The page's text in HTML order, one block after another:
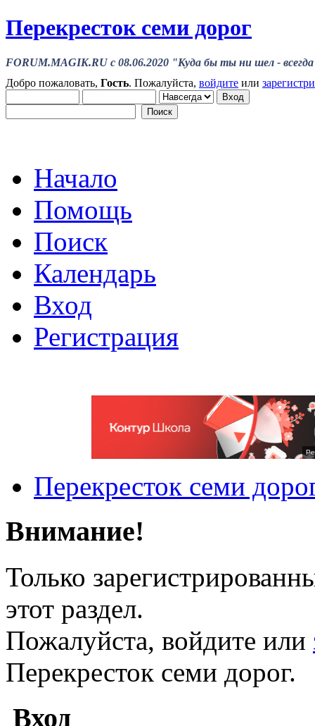
Перекресток семи дорог
FORUM.MAGIK.RU c 08.06.2020 "Куда бы ты ни шел - всегда
Добро пожаловать, Гость. Пожалуйста, войдите или
Начало
Помощь
Поиск
Календарь
Вход
Регистрация
Перекресток семи
Внимание!
Только
этот раздел.
Пожалуйста, войдите или
Перекресток семи дорог.
Вход